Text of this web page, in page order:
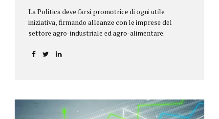
La Politica deve farsi promotrice di ogni utile
iniziativa, firmando alleanze con le imprese del
settore agro-industriale ed agro-alimentare.